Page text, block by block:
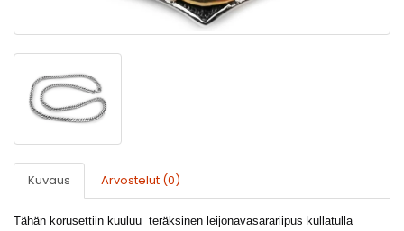
Kuvaus Arvostelut (0)
Tähän korusettiin kuuluu teräksinen leijonavasarariipus kullatulla